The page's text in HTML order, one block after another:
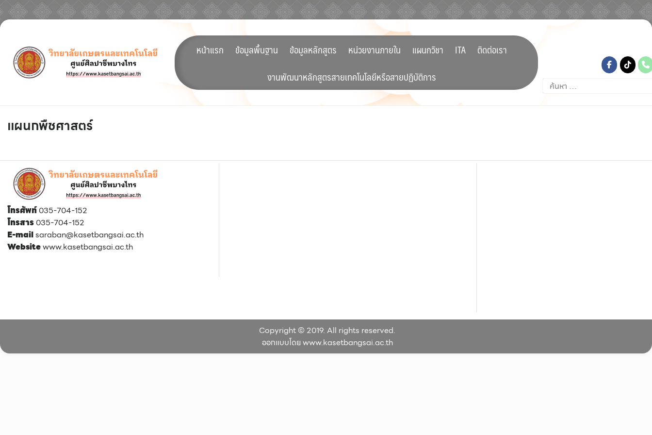
Skip
content
หน้าแรก ข้อมูลพื้นฐาน ข้อมูลหลักสูตร หน่วยงานภายใน แผนกวิชา ITA
ติดต่อเรา
งานพัฒนาหลักสูตรสายเทคโนโลยีหรือสายปฏิบัติการ
ค้นหา
สำหรับ:
แผนกพืชศาสตร์
โทรศัพท์ 035-704-152
โทรสาร 035-704-152
E-mailsaraban@kasetbangsai.ac.th
Websitewww.kasetbangsai.ac.th
Copyright © 2019. All rights reserved.
ออกแบบโดย www.kasetbangsai.ac.th